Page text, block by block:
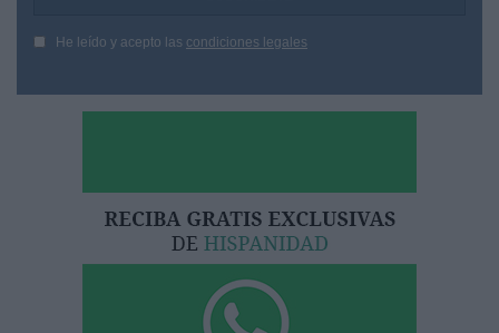
He leído y acepto las condiciones legales